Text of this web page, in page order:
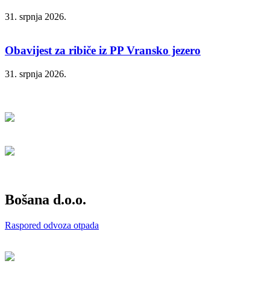
31. srpnja 2026.
Obavijest za ribiče iz PP Vransko jezero
31. srpnja 2026.
Bošana d.o.o.
Raspored odvoza otpada